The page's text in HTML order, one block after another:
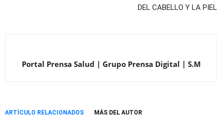
DEL CABELLO Y LA PIEL
Portal Prensa Salud | Grupo Prensa Digital | S.M
ARTÍCULO RELACIONADOS MÁS DEL AUTOR